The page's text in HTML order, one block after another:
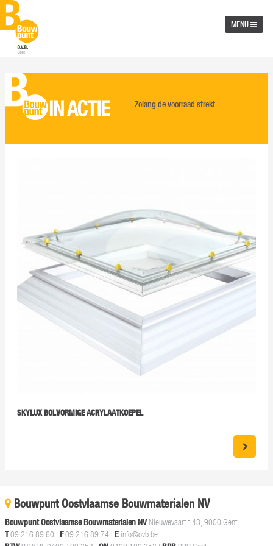
MENU
Zolang de voorraad strekt
SKYLUX BOLVORMIGE ACRYLAATKOEPEL
Bouwpunt Oostvlaamse Bouwmaterialen NV
Bouwpunt Oostvlaamse Bouwmaterialen NVNieuwevaart 143, 9000 Gent
T09 216 89 60 | F09 216 89 74 | E info@ovb.be